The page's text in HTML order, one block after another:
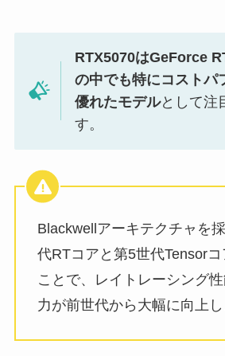
RTX5070はGeForce
の中でも特にコストパ
優れたモデルとして注
す。
Blackwellアーキテクチャを
代RTコアと第5世代Tensor
ことで、レイトレーシング
力が前世代から大幅に向上し